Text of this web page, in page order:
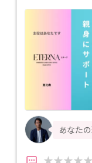
あなた